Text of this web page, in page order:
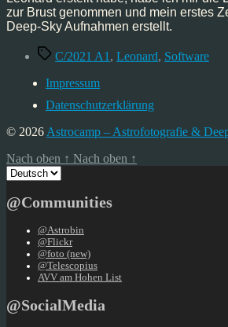
zur Brust genommen und mein erstes
Deep-Sky Aufnahmen erstellt.
Schlagwörter
C/2021 A1 , Leonard, Software
Impressum
Datenschutzerklärung
© 2026 Astrocamp – Astrofotografie &
Nach oben ↑ Nach oben ↑
Sprache
auswählen
@Communities
@Astrobin
@Flickr
@foto (new)
@Telescopius
AVV am Hohen List
@SocialMedia